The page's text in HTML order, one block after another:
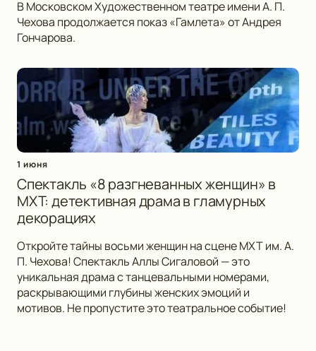
В Московском Художественном театре имени А. П.
Чехова продолжается показ «Гамлета» от Андрея
Гончарова.
1 июня
Спектакль «8 разгневанных женщин» в
МХТ: детективная драма в гламурных
декорациях
Откройте тайны восьми женщин на сцене МХТ им. А.
П. Чехова! Спектакль Аллы Сигаловой — это
уникальная драма с танцевальными номерами,
раскрывающими глубины женских эмоций и
мотивов. Не пропустите это театральное событие!